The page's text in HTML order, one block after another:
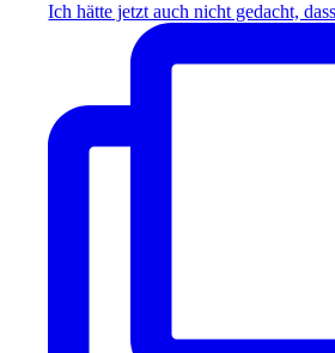
Ich hätte jetzt auch nicht gedacht,